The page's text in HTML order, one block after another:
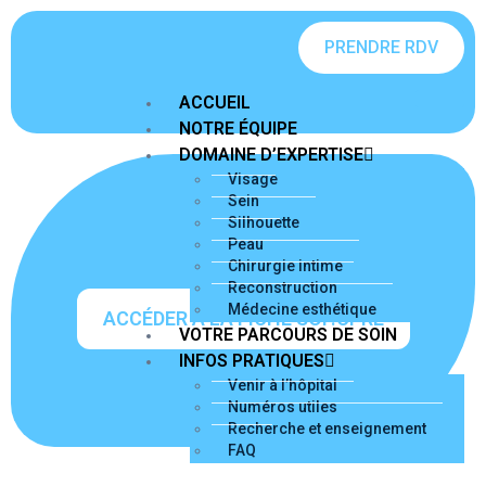
ACCUEIL
NOTRE ÉQUIPE
DOMAINE D’EXPERTISE
Visage
Sein
Silhouette
Peau
Chirurgie intime
Reconstruction
Médecine esthétique
VOTRE PARCOURS DE SOIN
INFOS PRATIQUES
Venir à l’hôpital
Numéros utiles
Recherche et enseignement
FAQ
PRENDRE RDV
ACCÉDER À LA FICHE SOF.CPRE